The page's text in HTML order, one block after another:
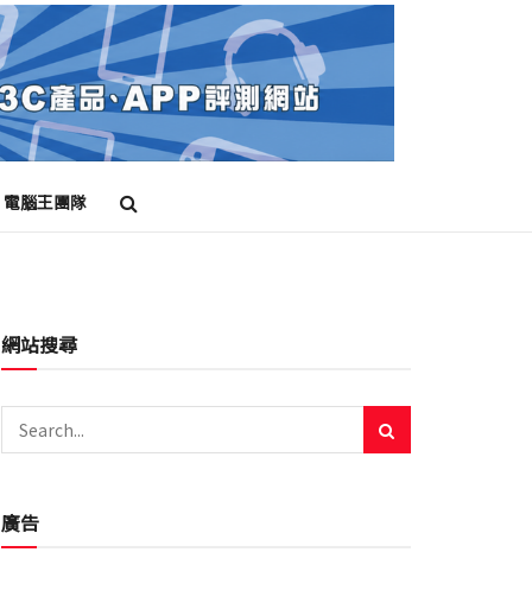
電腦王團隊
網站搜尋
廣告